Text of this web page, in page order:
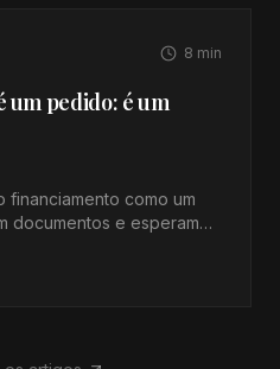
8 min
um pedido: é um
financiamento como um
documentos e esperam
banco e que exige